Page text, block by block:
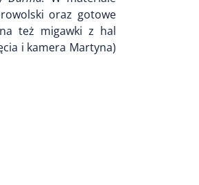
oraz gotowe
też migawki z hal
i kamera Martyna)